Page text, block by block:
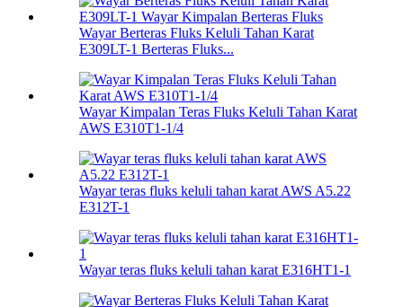
Wayar Berteras Fluks Keluli Tahan Karat
E309LT-1 Berteras Fluks...
Wayar Kimpalan Teras Fluks Keluli Tahan Karat
AWS E310T1-1/4
Wayar teras fluks keluli tahan karat AWS A5.22
E312T-1
Wayar teras fluks keluli tahan karat E316HT1-1